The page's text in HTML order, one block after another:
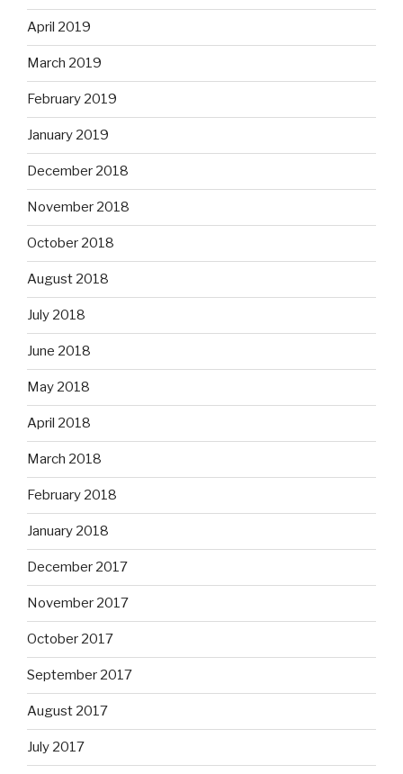
April 2019
March 2019
February 2019
January 2019
December 2018
November 2018
October 2018
August 2018
July 2018
June 2018
May 2018
April 2018
March 2018
February 2018
January 2018
December 2017
November 2017
October 2017
September 2017
August 2017
July 2017